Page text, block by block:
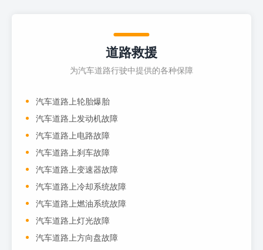
道路救援
为汽车道路行驶中提供的各种保障
汽车道路上轮胎爆胎
汽车道路上发动机故障
汽车道路上电路故障
汽车道路上刹车故障
汽车道路上变速器故障
汽车道路上冷却系统故障
汽车道路上燃油系统故障
汽车道路上灯光故障
汽车道路上方向盘故障